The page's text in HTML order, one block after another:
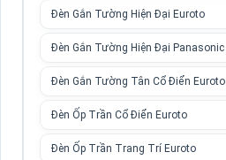
Đèn Gắn Tường Hiện Đại Euroto
Đèn Gắn Tường Hiện Đại Panasonic
Đèn Gắn Tường Tân Cổ Điển Euroto
Đèn Ốp Trần Cổ Điển Euroto
Đèn Ốp Trần Trang Trí Euroto